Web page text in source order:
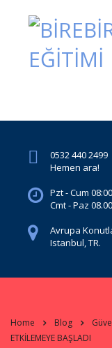
0532 440 2499
Hemen ara!
Pzt - Cum
Cmt - Paz
Avrupa
Istanbul, TR.
Home Blog
ETKİLEMEYE BAŞLADI